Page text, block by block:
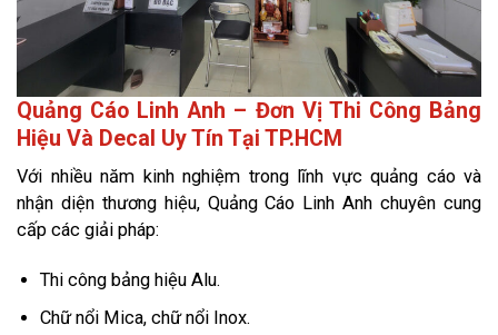
Quảng Cáo Linh Anh – Đơn Vị Thi Công Bảng
Hiệu Và Decal Uy Tín Tại TP.HCM
Với nhiều năm kinh nghiệm trong lĩnh vực quảng cáo và
nhận diện thương hiệu, Quảng Cáo Linh Anh chuyên cung
cấp các giải pháp:
Thi công bảng hiệu Alu.
Chữ nổi Mica, chữ nổi Inox.